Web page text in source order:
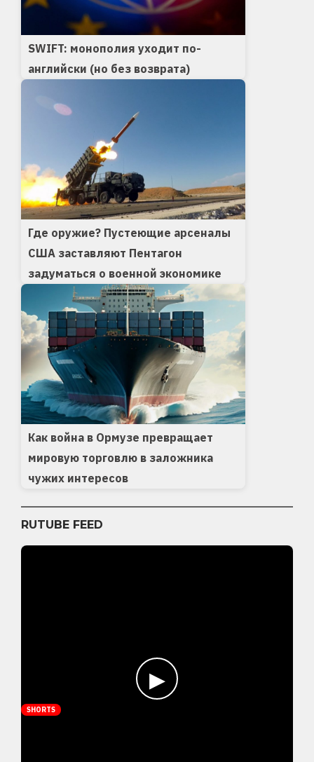
SWIFT: монополия уходит по-
английски (но без возврата)
Где оружие? Пустеющие арсеналы
США заставляют Пентагон
задуматься о военной экономике
Как война в Ормузе превращает
мировую торговлю в заложника
чужих интересов
RUTUBE FEED
▶
SHORTS